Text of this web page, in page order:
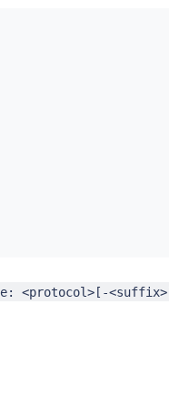
<protocol>[-